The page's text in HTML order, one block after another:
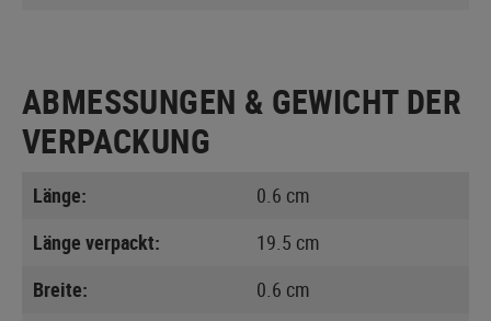
ABMESSUNGEN & GEWICHT DER
VERPACKUNG
Länge:
0.6 cm
Länge verpackt:
19.5 cm
Breite:
0.6 cm